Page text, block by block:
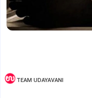
TEAM UDAYAVANI